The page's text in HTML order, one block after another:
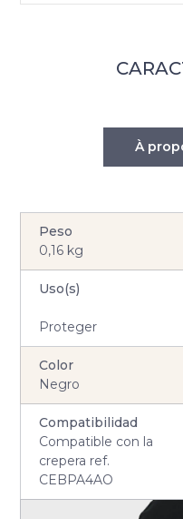
À
Peso
0,16 kg
Uso(s)
Proteger
Color
Negro
Compatibilidad
Compatible con la
crepera ref.
CEBPA4AO